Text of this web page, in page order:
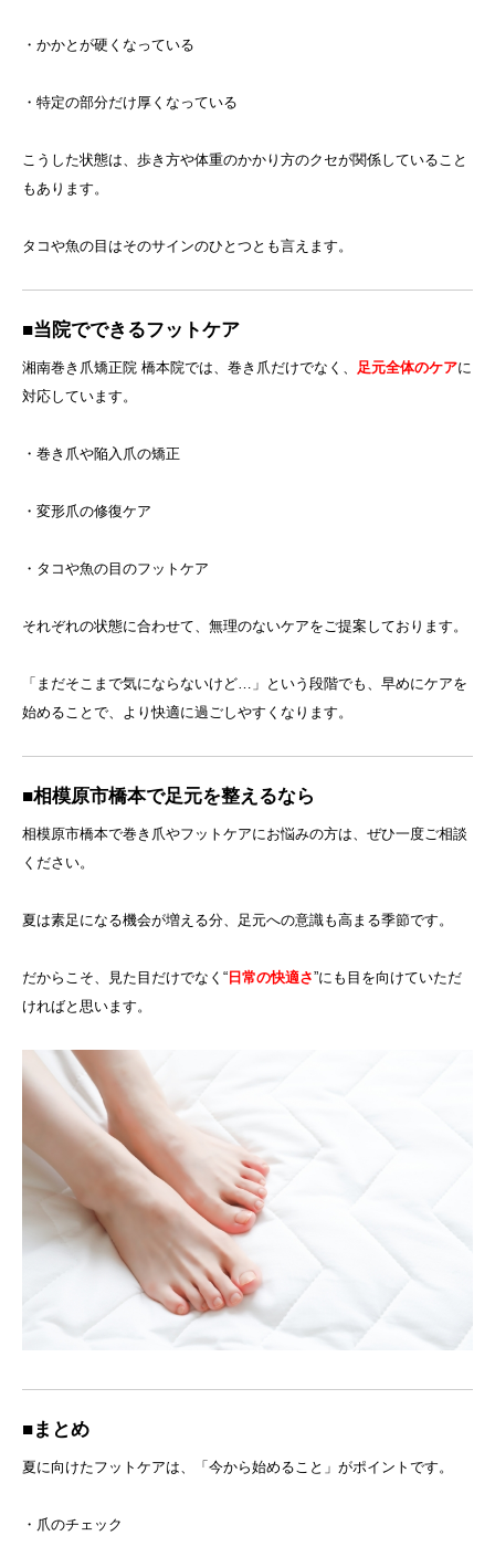
・かかとが硬くなっている
・特定の部分だけ厚くなっている
こうした状態は、歩き方や体重のかかり方のクセが関係していること
もあります。
タコや魚の目はそのサインのひとつとも言えます。
■当院でできるフットケア
湘南巻き爪矯正院 橋本院では、巻き爪だけでなく、 足元全体のケアに
対応しています。
・巻き爪や陥入爪の矯正
・変形爪の修復ケア
・タコや魚の目のフットケア
それぞれの状態に合わせて、無理のないケアをご提案しております。
「まだそこまで気にならないけど…」という段階でも、早めにケアを
始めることで、より快適に過ごしやすくなります。
■相模原市橋本で足元を整えるなら
相模原市橋本で巻き爪やフットケアにお悩みの方は、ぜひ一度ご相談
ください。
夏は素足になる機会が増える分、足元への意識も高まる季節です。
だからこそ、見た目だけでなく“ 日常の快適さ”にも目を向けていただ
ければと思います。
■まとめ
夏に向けたフットケアは、「今から始めること」がポイントです。
・爪のチェック